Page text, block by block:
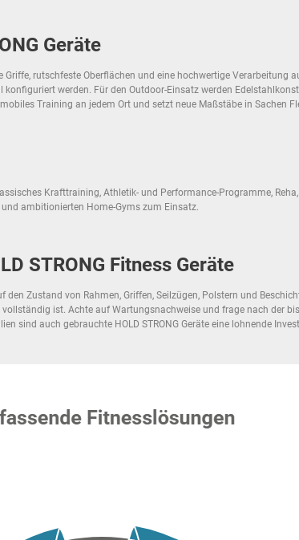
Geräte
rutschfeste Oberflächen und eine hochwertige
werden. Für den Outdoor-Einsatz werden
Training an jedem Ort und setzt neue Maßstäbe in Sachen
Krafttraining, Athletik- und Performance-Programme,
und ambitionierten Home-Gyms zum Einsatz.
STRONG Fitness Geräte
den Zustand von Rahmen, Griffen, Seilzügen, Polstern und
ist. Achte auf Wartungsnachweise und frage nach der
sind auch gebrauchte HOLD STRONG Geräte eine lohnende